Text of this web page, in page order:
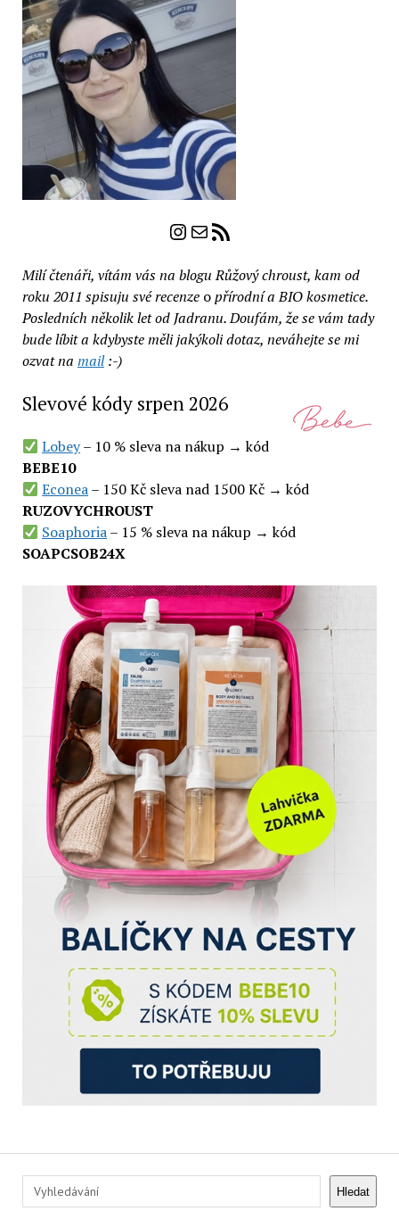
Instagram
E-mail
RSS zdroj
Milí čtenáři, vítám vás na blogu Růžový chroust, kam od
roku 2011 spisuju své recenze opřírodní a BIO kosmetice.
Posledních několik let od Jadranu. Doufám, že se vám tady
bude líbit a kdybyste měli jakýkoli dotaz, neváhejte se mi
ozvat na mail:-)
Slevové kódy srpen 2026
Lobey– 10 % sleva na nákup → kód
BEBE10
Econea– 150 Kč sleva nad 1500 Kč → kód
RUZOVYCHROUST
Soaphoria– 15 % sleva na nákup → kód
SOAPCSOB24X
Hledat Hledat